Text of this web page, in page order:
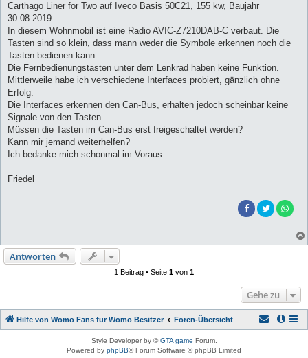
Carthago Liner for Two auf Iveco Basis 50C21, 155 kw, Baujahr
30.08.2019
In diesem Wohnmobil ist eine Radio AVIC-Z7210DAB-C verbaut. Die
Tasten sind so klein, dass mann weder die Symbole erkennen noch die
Tasten bedienen kann.
Die Fernbedienungstasten unter dem Lenkrad haben keine Funktion.
Mittlerweile habe ich verschiedene Interfaces probiert, gänzlich ohne
Erfolg.
Die Interfaces erkennen den Can-Bus, erhalten jedoch scheinbar keine
Signale von den Tasten.
Müssen die Tasten im Can-Bus erst freigeschaltet werden?
Kann mir jemand weiterhelfen?
Ich bedanke mich schonmal im Voraus.
Friedel
Antworten
1 Beitrag • Seite 1 von 1
Gehe zu
Hilfe von Womo Fans für Womo Besitzer Foren-Übersicht
Style Developer by ©GTA game Forum.
Powered by phpBB® Forum Software © phpBB Limited